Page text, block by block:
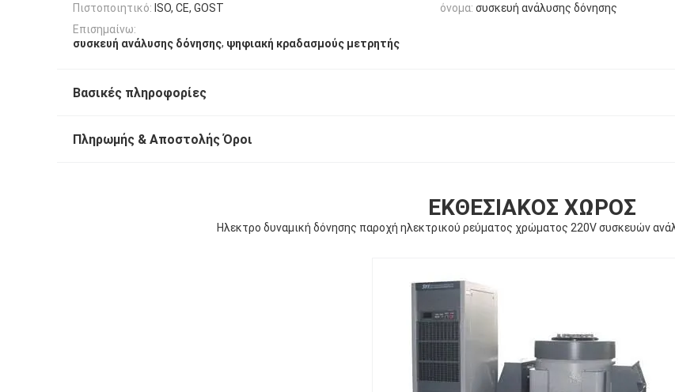
Πιστοποιητικό: ISO, CE, GOST όνομα: συσκευή ανάλυσης δόνησης
Επισημαίνω:
συσκευή ανάλυσης δόνησης, ψηφιακή κραδασμούς μετρητής
Βασικές πληροφορίες
Πληρωμής & Αποστολής Όροι
ΕΚΘΕΣΙΑΚΌΣ ΧΏΡΟΣ
Ηλεκτρο δυναμική δόνησης παροχή ηλεκτρικού ρεύματος χρώματος 220V συσκευών